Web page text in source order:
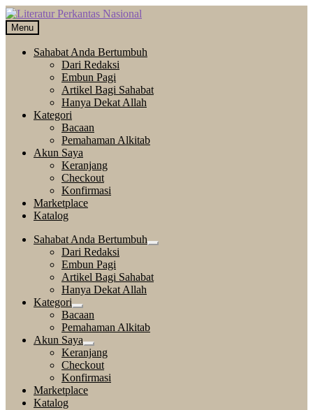
Skip
to
navigation
Langsung
ke
isi
Menu
Sahabat Anda Bertumbuh
Dari Redaksi
Embun Pagi
Artikel Bagi Sahabat
Hanya Dekat Allah
Kategori
Bacaan
Pemahaman Alkitab
Akun Saya
Keranjang
Checkout
Konfirmasi
Marketplace
Katalog
Sahabat Anda Bertumbuh
Expand
Dari Redaksi
Embun Pagi
Artikel Bagi Sahabat
Hanya Dekat Allah
Kategori
Expand
child
menu
Bacaan
Pemahaman Alkitab
Akun Saya
Expand
child
menu
Keranjang
Checkout
Konfirmasi
Marketplace
Katalog